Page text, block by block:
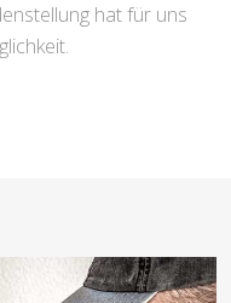
hat für uns